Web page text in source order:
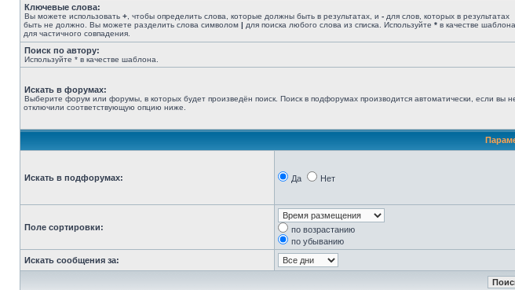
Ключевые слова:
Вы можете использовать + , чтобы определить слова, которые должны быть в результатах, и - для слов, которых в результатах
быть не должно. Вы можете разделить слова символом | для поиска любого слова из списка. Используйте * в качестве шаблона
для частичного совпадения.
Поиск по автору:
Используйте * в качестве шаблона.
Искать в форумах:
Выберите форум или форумы, в которых будет произведён поиск. Поиск в подфорумах производится автоматически, если вы
отключили соответствующую опцию ниже.
Искать в подфорумах: Да Нет
Поле сортировки:
по возрастанию
по убыванию
Искать сообщения за: